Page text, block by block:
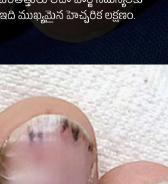
ముఖ్యమైన హెచ్చరిక లక్షణం.